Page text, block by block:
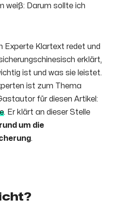
weiß: Darum sollte ich
Experte Klartext redet und
erklärt,
ist und was sie leistet.
ist zum Thema
für diesen Artikel:
. Er klärt an dieser Stelle
um die
.